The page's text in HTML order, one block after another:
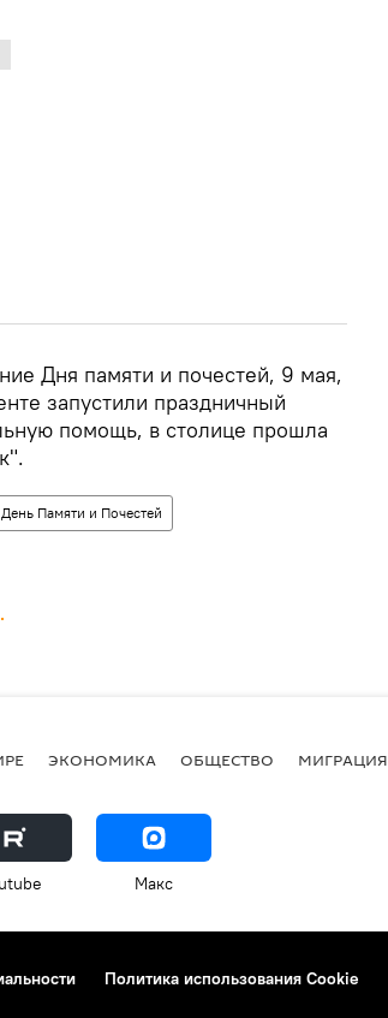
Дня памяти и почестей, 9 мая,
запустили праздничный
помощь, в столице прошла
День Памяти и Почестей
ЭКОНОМИКА ОБЩЕСТВО МИГРАЦИЯ
Макс
Политика использования Cookie